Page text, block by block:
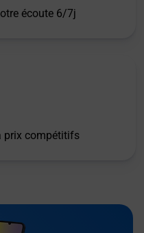
écoute 6/7j
prix compétitifs